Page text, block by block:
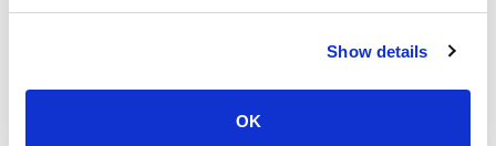
Show details
OK
Meeting Point Highlights